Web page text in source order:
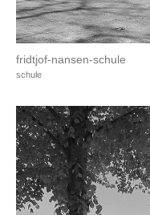
fridtjof-nansen-schule
schule